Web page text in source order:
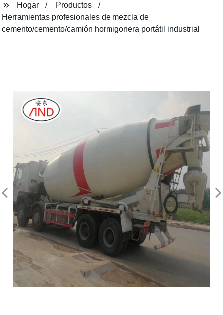
Hogar
Productos
Herramientas profesionales de mezcla de
cemento/cemento/camión hormigonera portátil industrial